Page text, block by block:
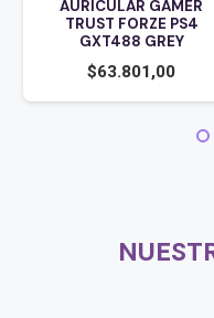
AURICULAR GAMER
TRUST FORZE PS4
GXT488 GREY
$63.801,00